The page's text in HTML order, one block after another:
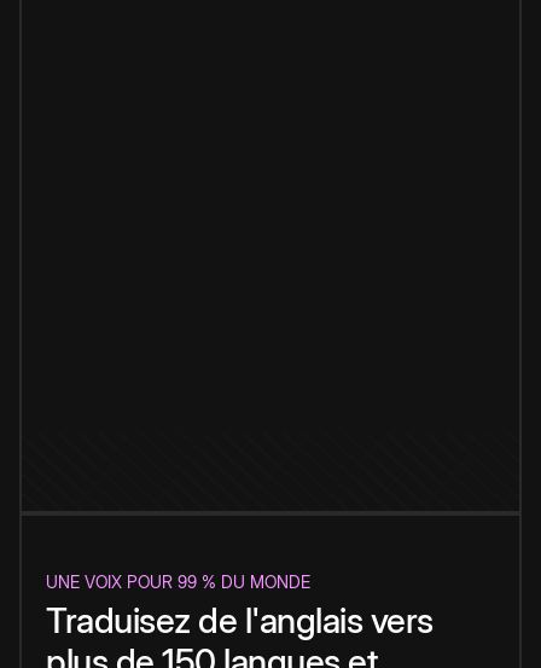
UNE VOIX POUR 99 % DU MONDE
Traduisez de l'anglais vers